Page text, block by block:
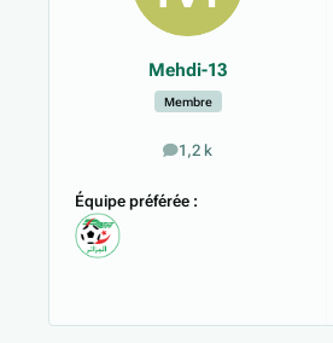
Mehdi-13
Membre
1,2 k
messages
Équipe préférée :